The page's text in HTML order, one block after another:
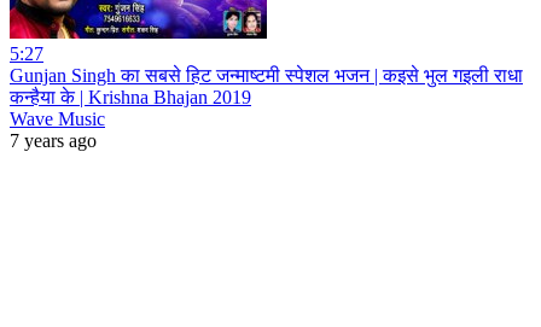
5:27
Gunjan Singh का सबसे हिट जन्माष्टमी स्पेशल भजन | कइसे भुल गइली राधा
कन्हैया के | Krishna Bhajan 2019
Wave Music
7 years ago